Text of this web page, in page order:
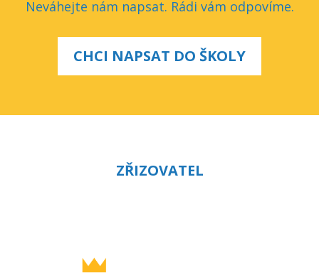
Neváhejte nám napsat. Rádi vám odpovíme.
CHCI NAPSAT DO ŠKOLY
ZŘIZOVATEL